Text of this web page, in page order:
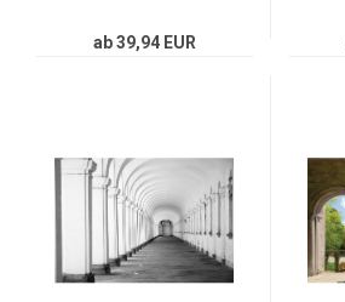
ab 39,94 EUR